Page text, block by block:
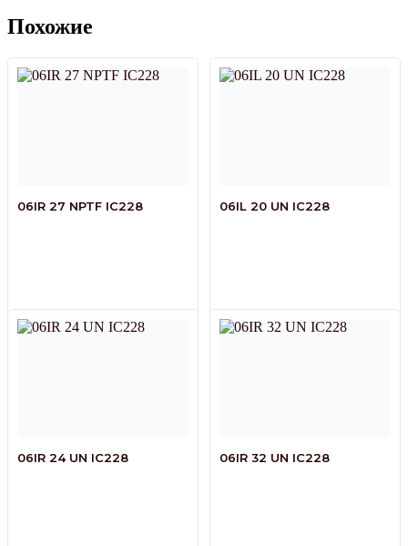
Похожие
06IR 27 NPTF IC228 06IL 20 UN IC228
06IR 24 UN IC228 06IR 32 UN IC228